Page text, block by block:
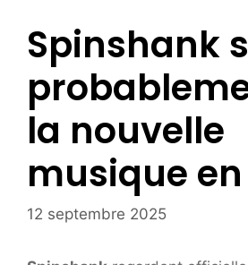
Spinshank
la nouvelle
musique
12 septembre 2025